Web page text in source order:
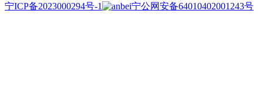
宁ICP备2023000294号-1
宁公网安备64010402001243号